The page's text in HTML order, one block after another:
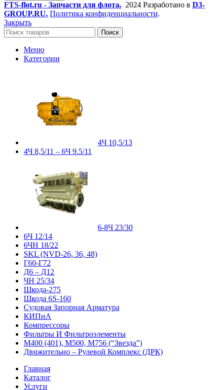
FTS-flot.ru - Запчасти для флота. 2024 Разработано в D3-
GROUP.RU. Политика конфиденциальности.
Закрыть
Поиск
Меню
Категории
4Ч 10,5/13
4Ч 8,5/11 – 6Ч 9.5/11
6-8Ч 23/30
6Ч 12/14
6ЧН 18/22
SKL (NVD-26, 36, 48)
Г60-Г72
Д6 – Д12
ЧН 25/34
Шкода-275
Шкода 6S-160
Судовая Запорная Арматура
КИПиА
Компрессоры
Фильтры И Фильтроэлементы
М400 (401), М500, М756 (“Звезда”)
Движительно – Рулевой Комплекс (ДРК)
Главная
Каталог
Услуги